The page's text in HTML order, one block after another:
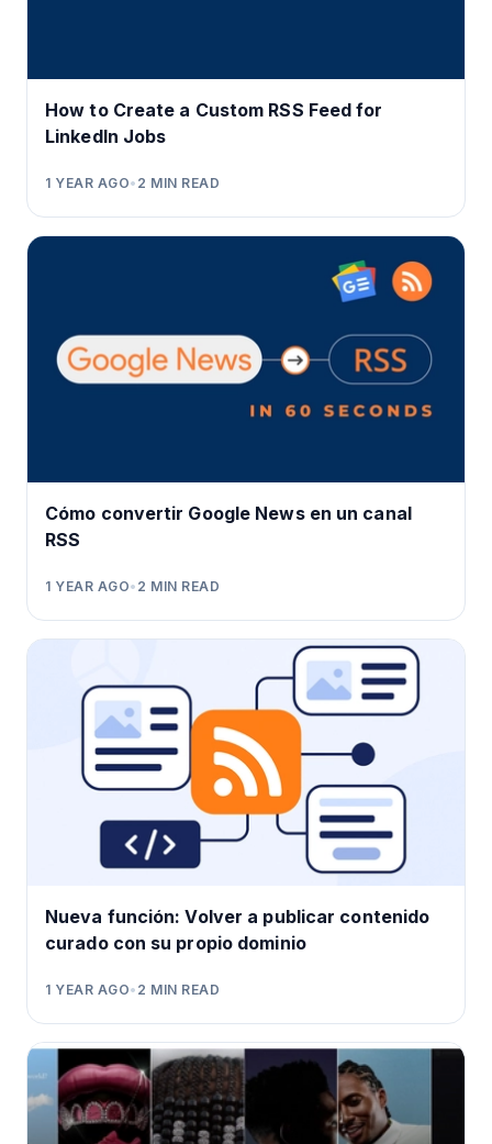
How to Create a Custom RSS Feed for
LinkedIn Jobs
1 YEAR AGO• 2 MIN READ
Cómo convertir Google News en un canal
RSS
1 YEAR AGO• 2 MIN READ
Nueva función: Volver a publicar contenido
curado con su propio dominio
1 YEAR AGO• 2 MIN READ